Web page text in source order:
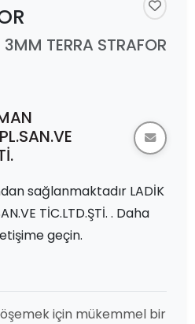
TERRA STRAFOR
sağlanmaktadır LADİK
TİC.LTD.ŞTİ. . Daha
geçin.
için mükemmel bir